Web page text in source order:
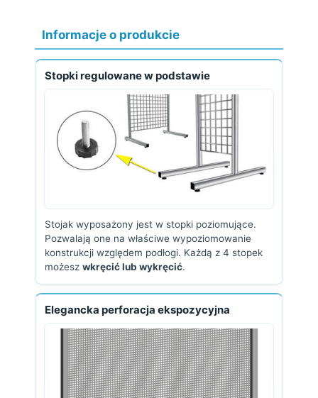
Informacje o produkcie
Stopki regulowane w podstawie
Stojak wyposażony jest w stopki poziomujące.
Pozwalają one na właściwe wypoziomowanie
konstrukcji względem podłogi. Każdą z 4 stopek
możesz wkręcić lub wykręcić.
Elegancka perforacja ekspozycyjna